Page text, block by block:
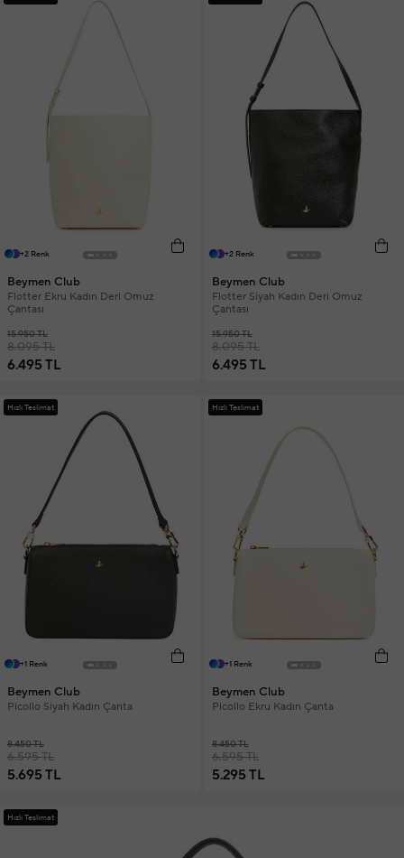
+2 Renk
Beymen Club
Flotter Ekru Kadın Deri Omuz
Çantası
15.950 TL
8.095 TL
6.495 TL
+2 Renk
Beymen Club
Flotter Siyah Kadın Deri Omuz
Çantası
15.950 TL
8.095 TL
6.495 TL
Hızlı Teslimat
+1 Renk
Beymen Club
Picollo Siyah Kadın Çanta
8.450 TL
6.595 TL
5.695 TL
Hızlı Teslimat
+1 Renk
Beymen Club
Picollo Ekru Kadın Çanta
8.450 TL
6.595 TL
5.295 TL
Hızlı Teslimat